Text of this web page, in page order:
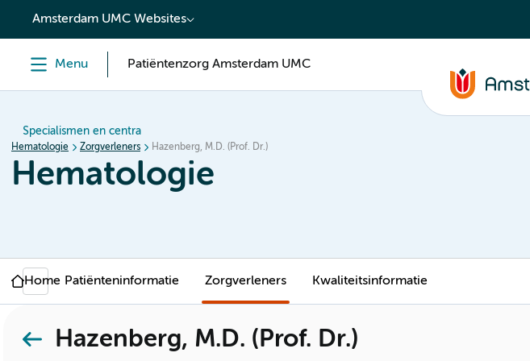
content
Amsterdam UMC Websites
Menu Patiëntenzorg Amsterdam UMC
Specialismen en centra
Hematologie Zorgverleners Hazenberg, M.D. (Prof. Dr.)
Hematologie
Home Patiënteninformatie Zorgverleners Kwaliteitsinformatie
Hazenberg, M.D. (Prof. Dr.)